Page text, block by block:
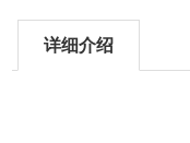
详细介绍